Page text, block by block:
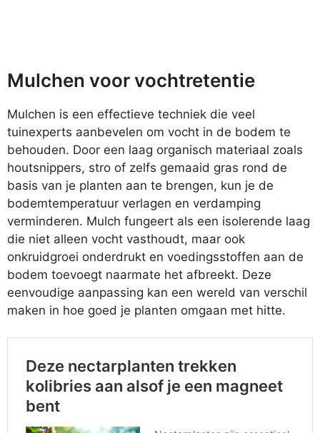
Mulchen voor vochtretentie
Mulchen is een effectieve techniek die veel
tuinexperts aanbevelen om vocht in de bodem te
behouden. Door een laag organisch materiaal zoals
houtsnippers, stro of zelfs gemaaid gras rond de
basis van je planten aan te brengen, kun je de
bodemtemperatuur verlagen en verdamping
verminderen. Mulch fungeert als een isolerende laag
die niet alleen vocht vasthoudt, maar ook
onkruidgroei onderdrukt en voedingsstoffen aan de
bodem toevoegt naarmate het afbreekt. Deze
eenvoudige aanpassing kan een wereld van verschil
maken in hoe goed je planten omgaan met hitte.